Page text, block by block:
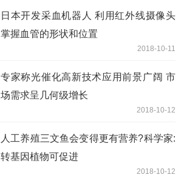
日本开发采血机器人 利用红外线摄像头
掌握血管的形状和位置
2018-10-11
专家称光催化高新技术应用前景广阔 市
场需求呈几何级增长
2018-10-12
人工养殖三文鱼会变得更有营养?科学家:
转基因植物可促进
2018-10-12